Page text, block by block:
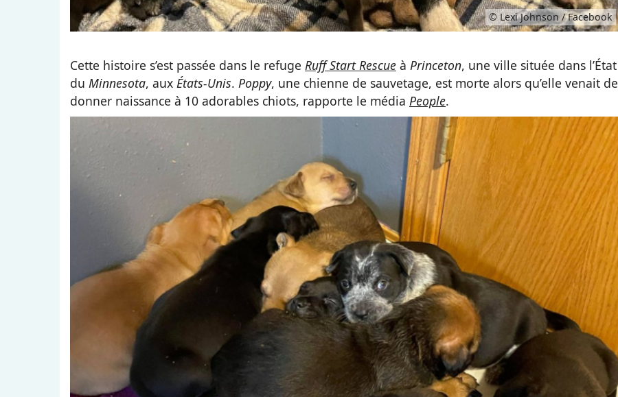
© Lexi Johnson / Facebook
Cette histoire s’est passée dans le refuge Ruff Start Rescue à Princeton, une ville située dans l’État
du Minnesota, aux États-Unis. Poppy, une chienne de sauvetage, est morte alors qu’elle venait de
donner naissance à 10 adorables chiots, rapporte le média People.